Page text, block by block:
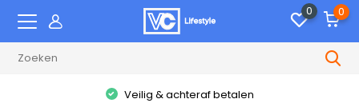
0 0
Veilig & achteraf betalen